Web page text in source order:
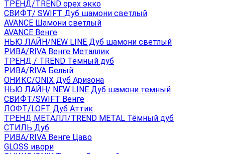
ТРЕНД/TREND орех экко
СВИФТ/ SWIFT Дуб шамони светлый
AVANCE Шамони светлый
AVANCE Венге
НЬЮ ЛАЙН/NEW LINE Дуб шамони светлый
РИВА/RIVA Венге Металлик
TРЕНД / TREND Тёмный дуб
РИВА/RIVA Белый
ОНИКС/ONIX Дуб Аризона
НЬЮ ЛАЙН/ NEW LINE Дуб шамони темный
СВИФТ/SWIFT Венге
ЛОФТ/LOFT Дуб Аттик
ТРЕНД МЕТАЛЛ/TREND METAL Тёмный дуб
СТИЛЬ Дуб
РИВА/RIVA Венге Цаво
GLOSS ивори